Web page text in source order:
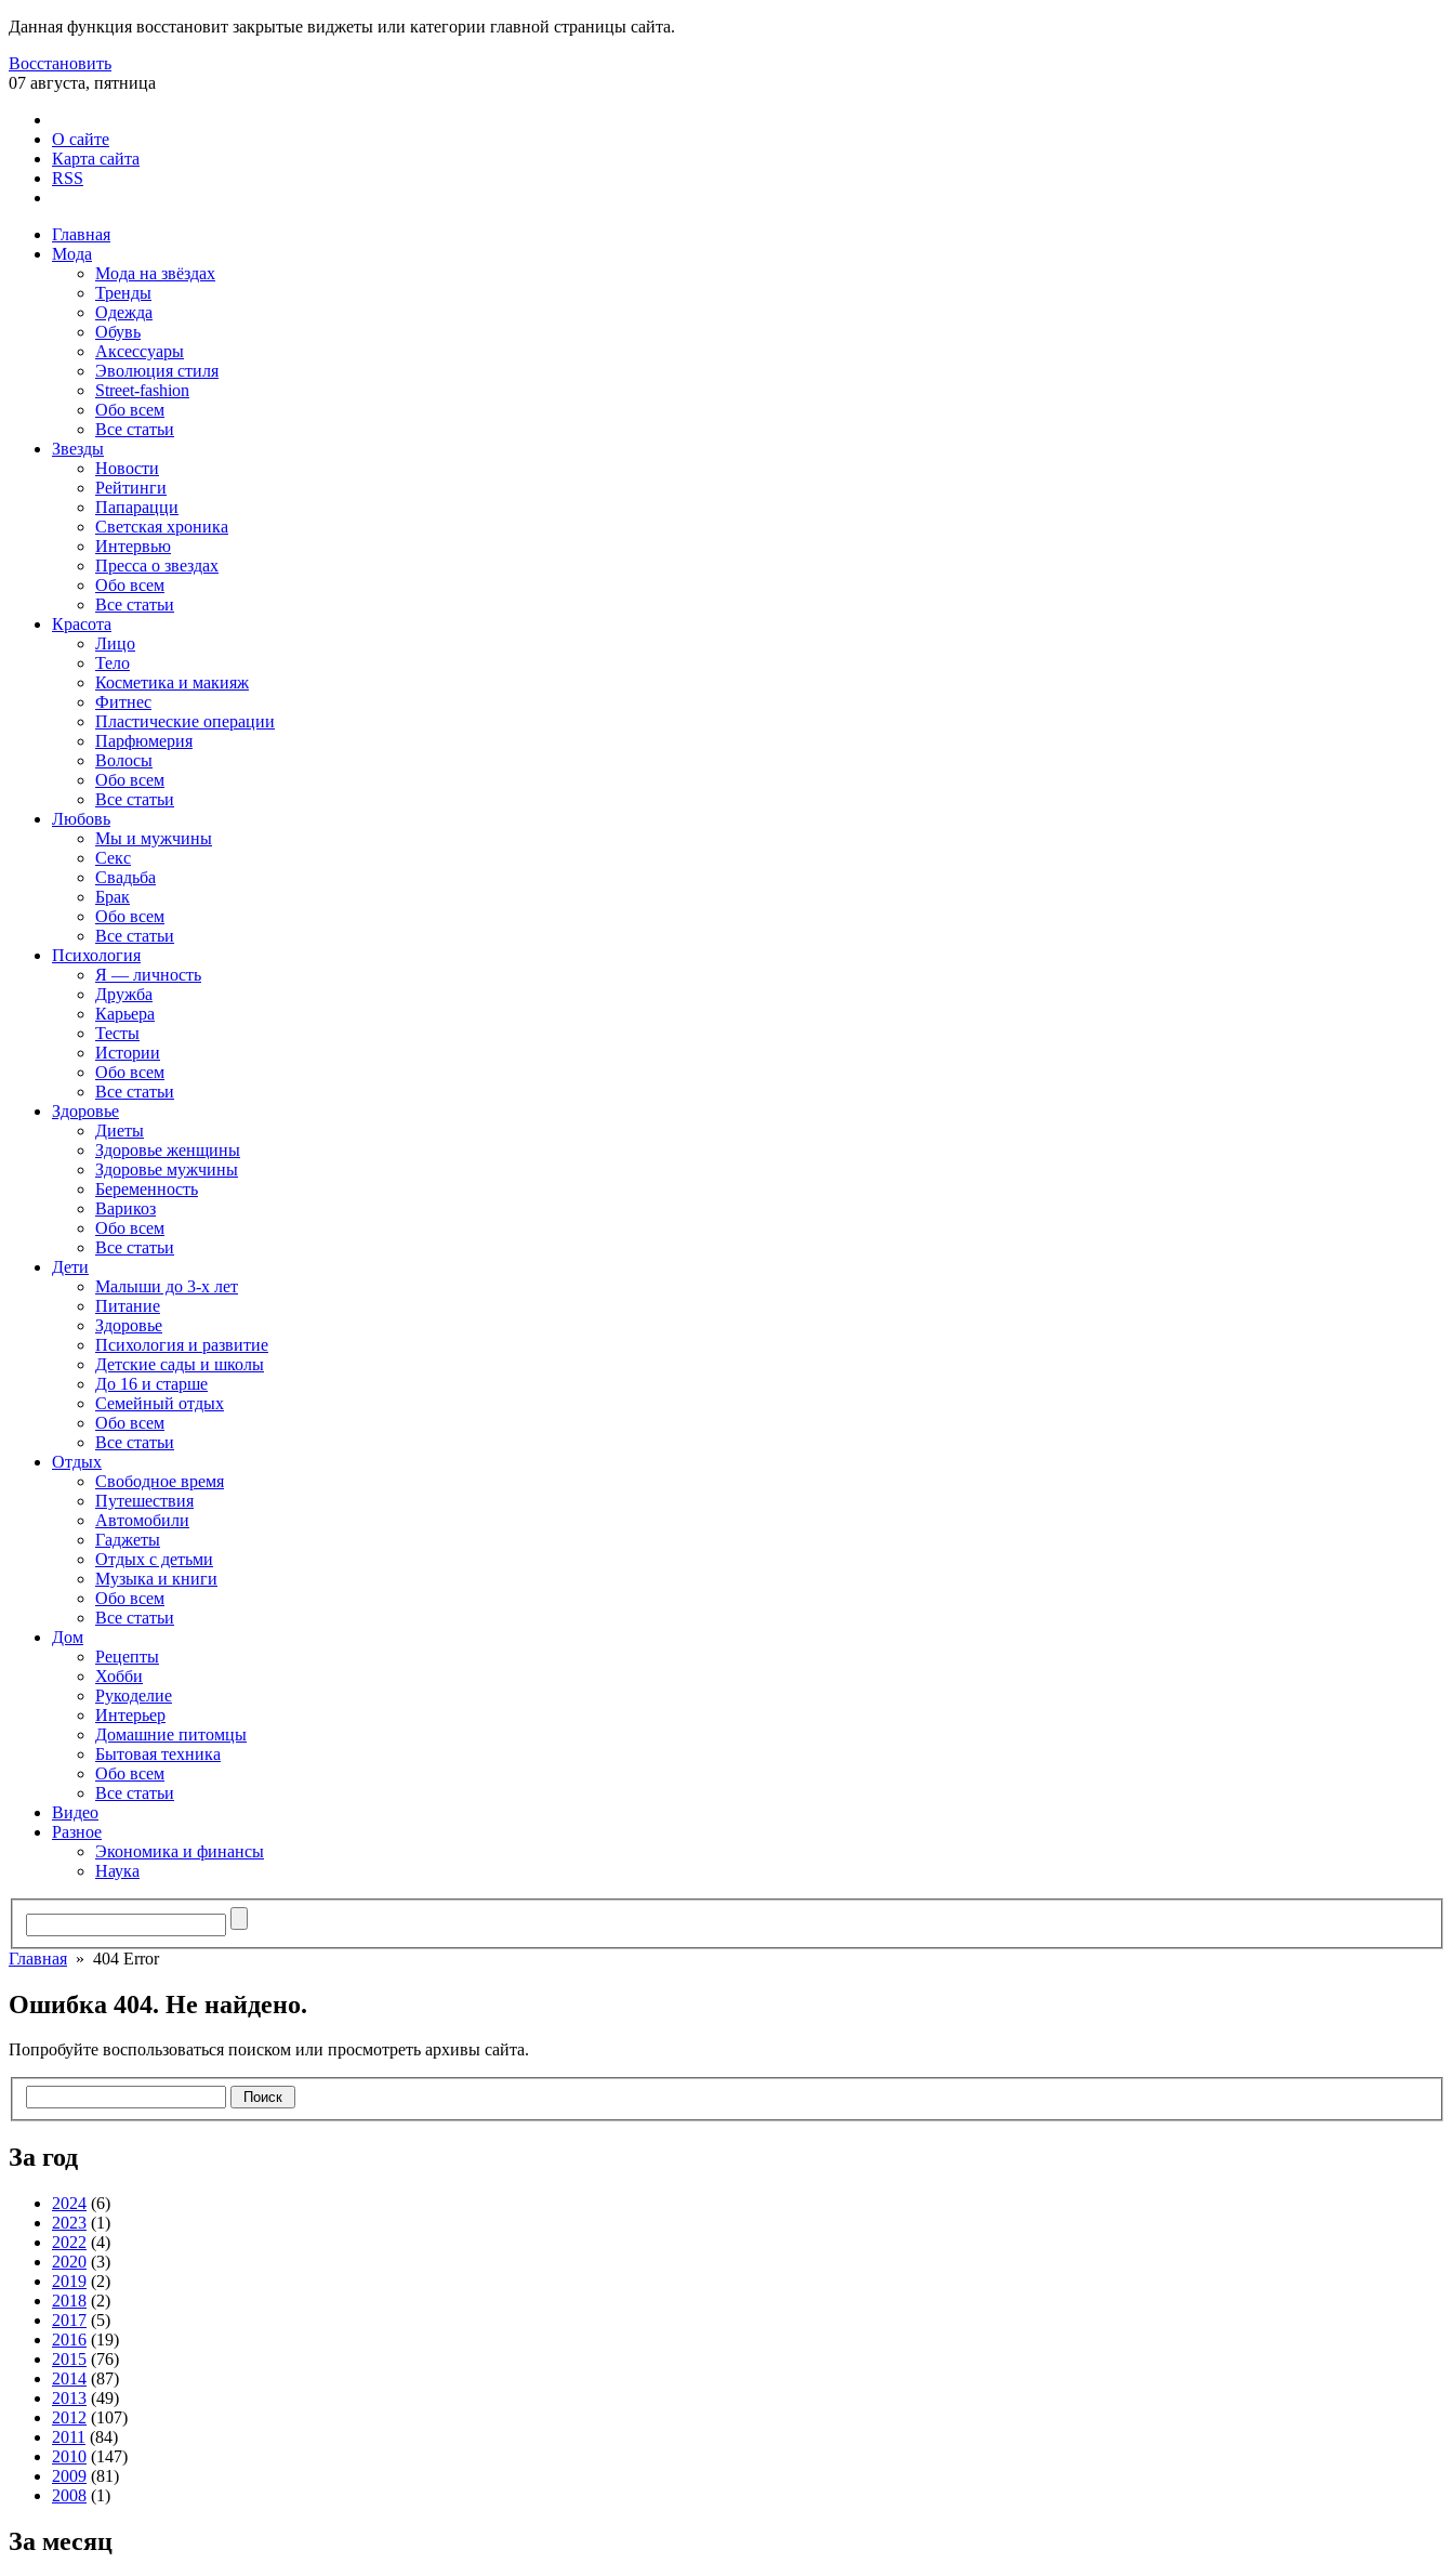
Данная функция восстановит закрытые виджеты или категории главной страницы сайта.
Восстановить
07 августа, пятница
О сайте
Карта сайта
RSS
Главная
Мода
Мода на звёздах
Тренды
Одежда
Обувь
Аксессуары
Эволюция стиля
Street-fashion
Обо всем
Все статьи
Звезды
Новости
Рейтинги
Папарацци
Светская хроника
Интервью
Пресса о звездах
Обо всем
Все статьи
Красота
Лицо
Тело
Косметика и макияж
Фитнес
Пластические операции
Парфюмерия
Волосы
Обо всем
Все статьи
Любовь
Мы и мужчины
Секс
Свадьба
Брак
Обо всем
Все статьи
Психология
Я — личность
Дружба
Карьера
Тесты
Истории
Обо всем
Все статьи
Здоровье
Диеты
Здоровье женщины
Здоровье мужчины
Беременность
Варикоз
Обо всем
Все статьи
Дети
Малыши до 3-х лет
Питание
Здоровье
Психология и развитие
Детские сады и школы
До 16 и старше
Семейный отдых
Обо всем
Все статьи
Отдых
Свободное время
Путешествия
Автомобили
Гаджеты
Отдых с детьми
Музыка и книги
Обо всем
Все статьи
Дом
Рецепты
Хобби
Рукоделие
Интерьер
Домашние питомцы
Бытовая техника
Обо всем
Все статьи
Видео
Разное
Экономика и финансы
Наука
Главная » 404 Error
Ошибка 404. Не найдено.
Попробуйте воспользоваться поиском или просмотреть архивы сайта.
За год
2024 (6)
2023 (1)
2022 (4)
2020 (3)
2019 (2)
2018 (2)
2017 (5)
2016 (19)
2015 (76)
2014 (87)
2013 (49)
2012 (107)
2011 (84)
2010 (147)
2009 (81)
2008 (1)
За месяц